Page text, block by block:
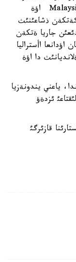
توني ةبوت ةلدئث جةرسةرئگئ Malaysia Airlines اؤة
كةتكةن ذشاعئنئث
جاريا ةتكةن
اأستراليا
دا اؤة
ياعني يندونةزيا
ئزدةؤ
قازئرگئ